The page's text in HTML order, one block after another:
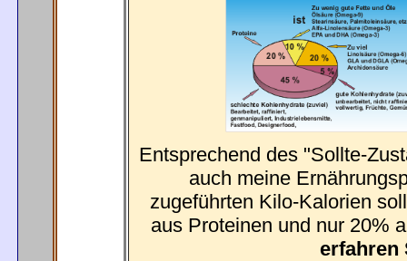
Entsprechend des "Sollte-
auch meine
zugeführten Kilo-Kalorien
aus Proteinen und nur 20%
erfahren